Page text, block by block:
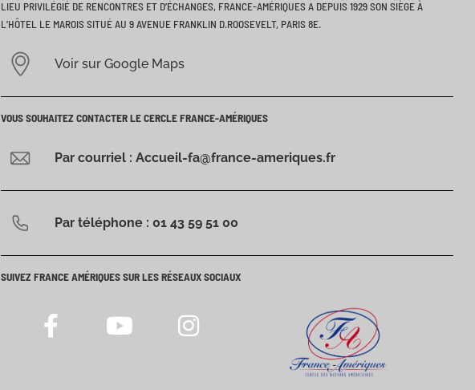
LIEU PRIVILÉGIÉ DE RENCONTRES ET D’ÉCHANGES, FRANCE-AMÉRIQUES A DEPUIS 1929 SON SIÈGE À
L’HÔTEL LE MAROIS SITUÉ AU 9 AVENUE FRANKLIN D.ROOSEVELT, PARIS 8E.
Voir sur Google Maps
VOUS SOUHAITEZ CONTACTER LE CERCLE FRANCE-AMÉRIQUES
Par courriel : Accueil-fa@france-ameriques.fr
Par téléphone : 01 43 59 51 00
SUIVEZ FRANCE AMÉRIQUES SUR LES RÉSEAUX SOCIAUX